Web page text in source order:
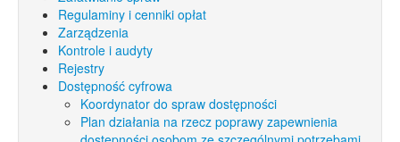
Regulaminy i cenniki opłat
Zarządzenia
Kontrole i audyty
Rejestry
Dostępność cyfrowa
Koordynator do spraw dostępności
Plan działania na rzecz poprawy zapewnienia